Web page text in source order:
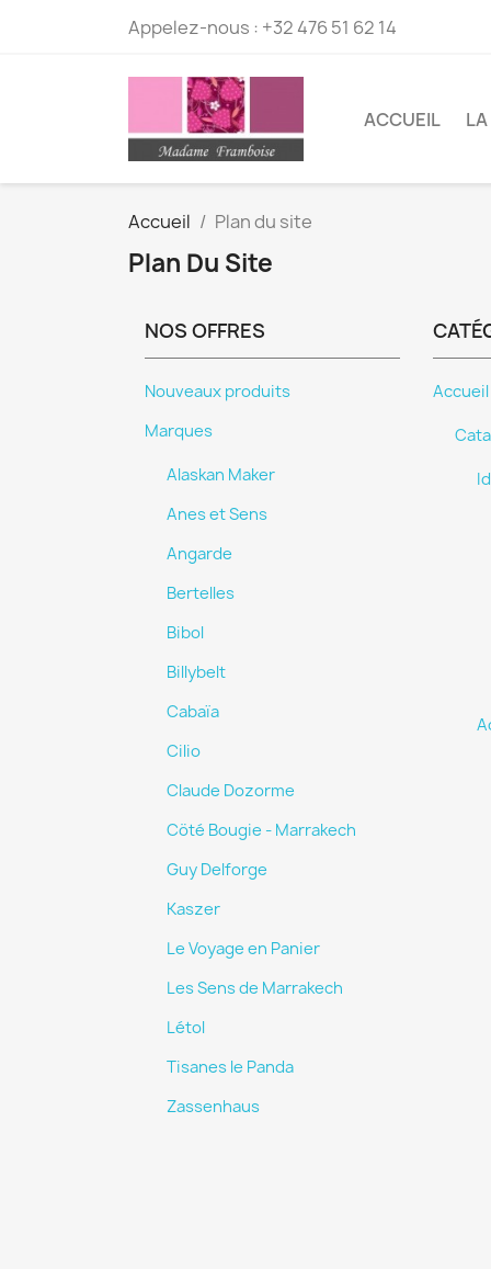
Appelez-nous : +32 476 51 62 14
ACCUEIL
Accueil Plan du site
Plan Du Site
NOS OFFRES
Nouveaux produits
Marques
Alaskan Maker
Anes et Sens
Angarde
Bertelles
Bibol
Billybelt
Cabaïa
Cilio
Claude Dozorme
Cöté Bougie - Marrakech
Guy Delforge
Kaszer
Le Voyage en Panier
Les Sens de Marrakech
Létol
Tisanes le Panda
Zassenhaus
Accueil